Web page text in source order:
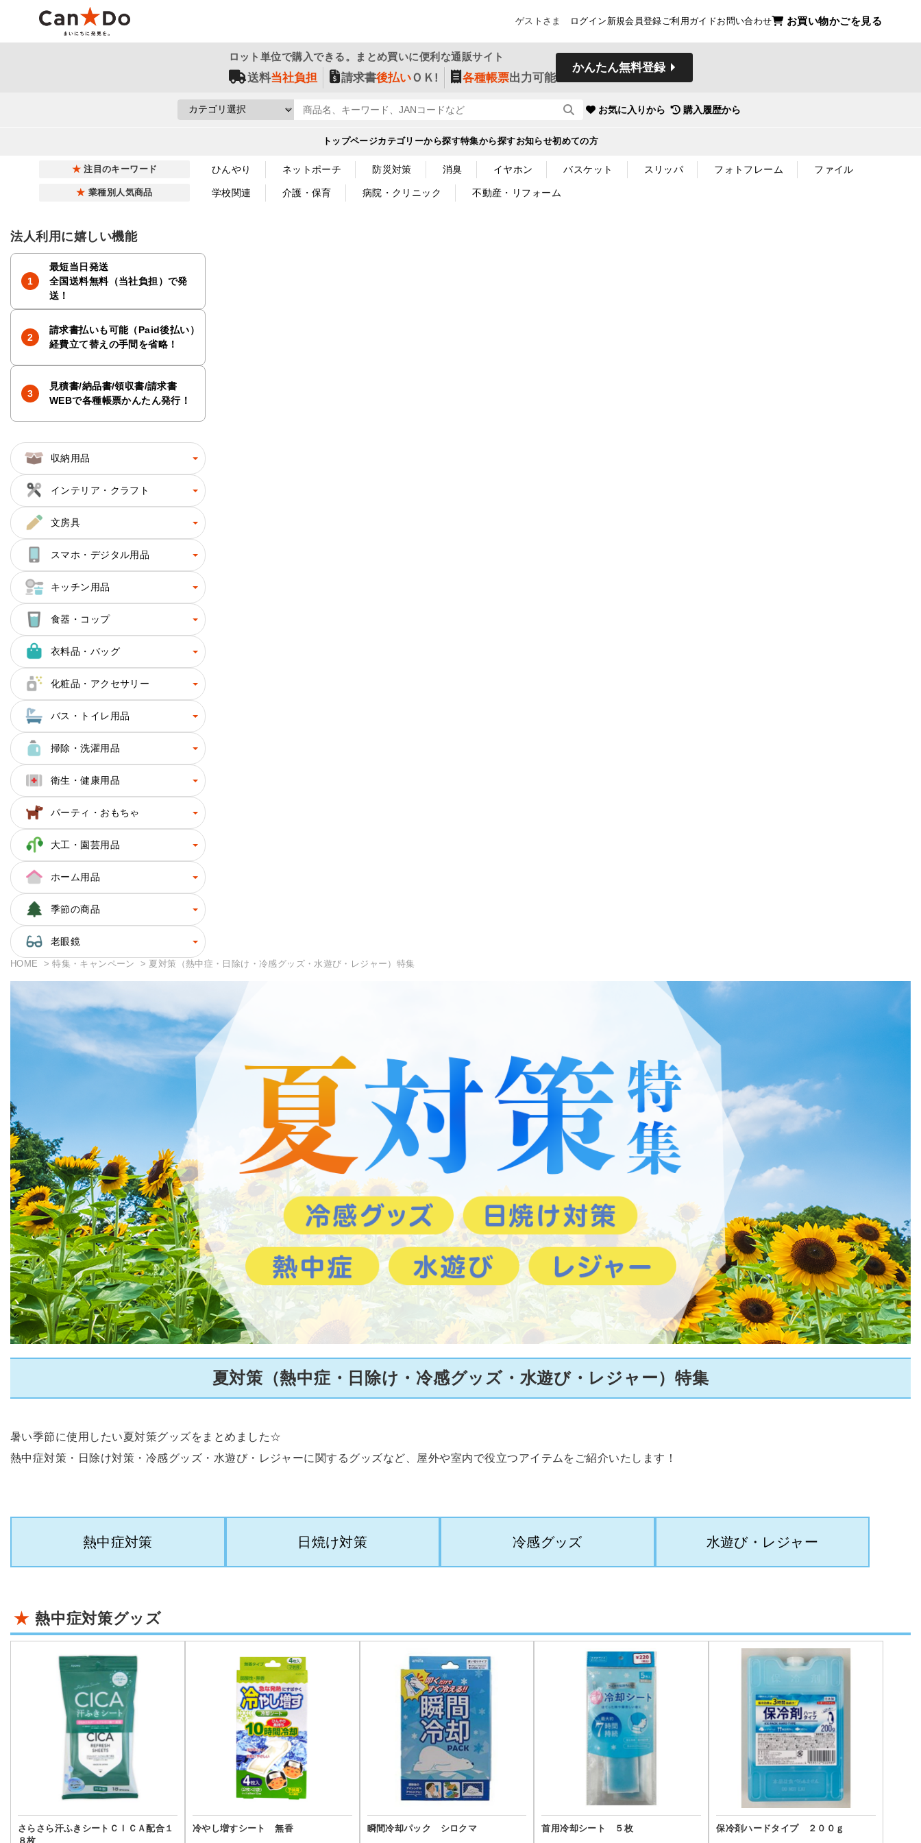
ゲストさま ログイン 新規会員登録ご利用ガイドお問い合わせ お買い物かごを見る
ロット単位で購入できる。まとめ買いに便利な通販サイト
送料当社負担 請求書後払いＯＫ! 各種帳票出力可能
かんたん無料登録
お気に入りから 購入履歴から
トップページカテゴリーから探す特集から探すお知らせ初めての方
注目のキーワード ひんやり ネットポーチ 防災対策 消臭 イヤホン バスケット スリッパ フォトフレーム ファイル
業種別人気商品 学校関連 介護・保育 病院・クリニック 不動産・リフォーム
HOME 特集・キャンペーン 夏対策（熱中症・日除け・冷感グッズ・水遊び・レジャー）特集
夏対策（熱中症・日除け・冷感グッズ・水遊び・レジャー）特集
暑い季節に使用したい夏対策グッズをまとめました☆
熱中症対策・日除け対策・冷感グッズ・水遊び・レジャーに関するグッズなど、屋外や室内で役立つアイテムをご紹介いたします！
熱中症対策 日焼け対策 冷感グッズ 水遊び・レジャー
熱中症対策グッズ
さらさら汗ふきシートＣＩＣＡ配合１
８枚
冷やし増すシート 無香 瞬間冷却パック シロクマ 首用冷却シート ５枚 保冷剤ハードタイプ ２００ｇ
法人利用に嬉しい機能
最短当日発送
全国送料無料（当社負担）で発
送！
請求書払いも可能（Paid後払い）
経費立て替えの手間を省略！
見積書/納品書/領収書/請求書
WEBで各種帳票かんたん発行！
収納用品
インテリア・クラフト
文房具
スマホ・デジタル用品
キッチン用品
食器・コップ
衣料品・バッグ
化粧品・アクセサリー
バス・トイレ用品
掃除・洗濯用品
衛生・健康用品
パーティ・おもちゃ
大工・園芸用品
ホーム用品
季節の商品
老眼鏡